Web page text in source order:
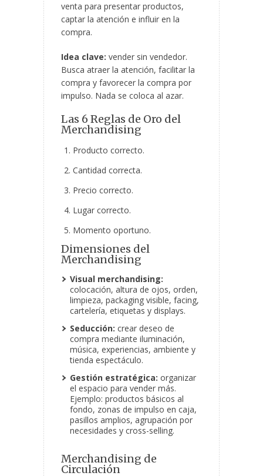
venta para presentar productos,
captar la atención e influir en la
compra.
Idea clave: vender sin vendedor.
Busca atraer la atención, facilitar la
compra y favorecer la compra por
impulso. Nada se coloca al azar.
Las 6 Reglas de Oro del
Merchandising
Producto correcto.
Cantidad correcta.
Precio correcto.
Lugar correcto.
Momento oportuno.
Dimensiones del
Merchandising
Visual merchandising:
colocación, altura de ojos, orden,
limpieza, packaging visible, facing,
cartelería, etiquetas y displays.
Seducción: crear deseo de
compra mediante iluminación,
música, experiencias, ambiente y
tienda espectáculo.
Gestión estratégica: organizar
el espacio para vender más.
Ejemplo: productos básicos al
fondo, zonas de impulso en caja,
pasillos amplios, agrupación por
necesidades y cross-selling.
Merchandising de
Circulación